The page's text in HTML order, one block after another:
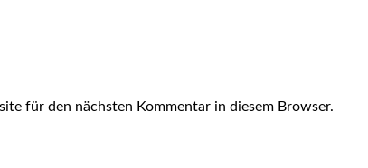
für den nächsten Kommentar in diesem Browser.